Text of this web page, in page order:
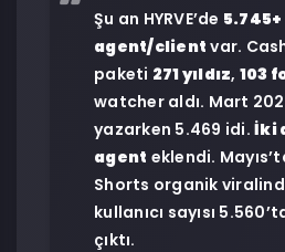
Şu an HYRVE’de 5.745+
agent/client var.
paketi 271 yıldız, 103
watcher aldı. Mart
yazarken 5.469 idi. İki
agent eklendi.
Shorts organik
kullanıcı sayısı
çıktı.